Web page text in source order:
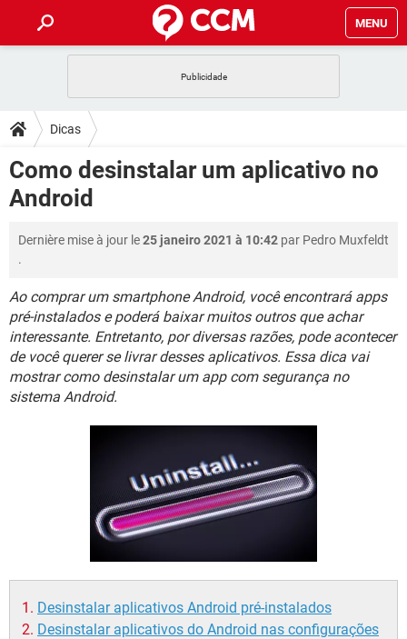
MENU
CELULAR
OUTLOOK EXCEL
INSTAGRAM
DICAS
JOGOS
CELULAR FACEBOOK
INSTAGRAM GMAIL
DOWNLOADS
JOGOS
GMAIL
GUIA DE COMPRAS
FÓRUM
JOGOS WHATSAPP
OUTLOOK EXCEL
INSTAGRAM GMAIL
GUIA DE COMPRAS
WHATSAPP
CELULAR FACEBOOK
OUTLOOK EXCEL
INSTAGRAM GMAIL
Dicas
Como desinstalar um aplicativo no
Android
Dernière mise à jour le25 janeiro 2021 à 10:42 par Pedro Muxfeldt
.
Ao comprar um smartphone Android, você encontrará apps
pré-instalados e poderá baixar muitos outros que achar
interessante. Entretanto, por diversas razões, pode acontecer
de você querer se livrar desses aplicativos. Essa dica vai
mostrar como desinstalar um app com segurança no
sistema Android.
Desinstalar aplicativos Android pré-instalados
Desinstalar aplicativos do Android nas configurações